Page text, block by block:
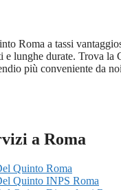
Roma a tassi
e lunghe durate. Trova la
più conveniente da
a Roma
Quinto Roma
Quinto INPS Roma